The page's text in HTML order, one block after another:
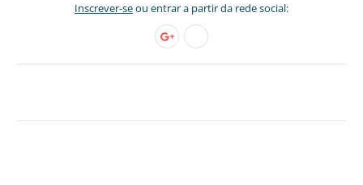
Inscrever-seou entrar a partir da rede social: